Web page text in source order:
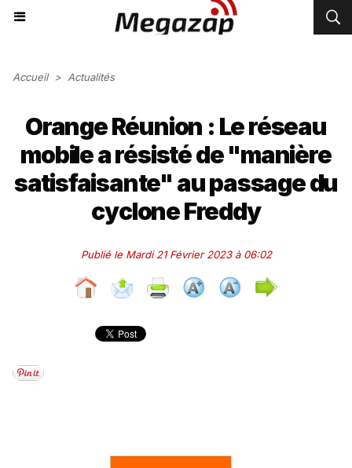
Accueil > Actualités
Orange Réunion : Le réseau
mobile a résisté de "manière
satisfaisante" au passage du
cyclone Freddy
Publié le Mardi 21 Février 2023 à 06:02